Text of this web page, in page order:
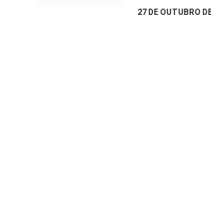
27 DE OUTUBRO